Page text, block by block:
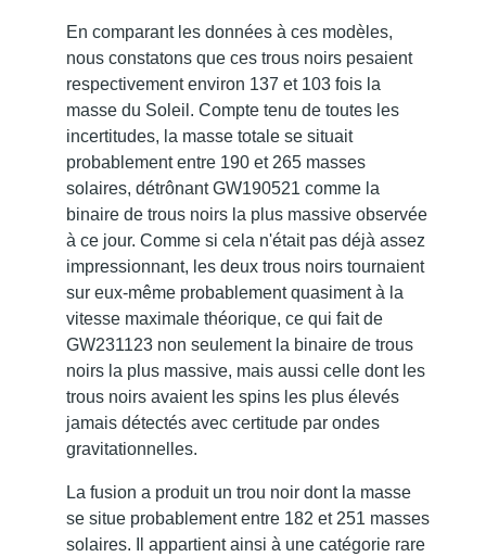
En comparant les données à ces modèles,
nous constatons que ces trous noirs pesaient
respectivement environ 137 et 103 fois la
masse du Soleil. Compte tenu de toutes les
incertitudes, la masse totale se situait
probablement entre 190 et 265 masses
solaires, détrônant GW190521 comme la
binaire de trous noirs la plus massive observée
à ce jour. Comme si cela n'était pas déjà assez
impressionnant, les deux trous noirs tournaient
sur eux-même probablement quasiment à la
vitesse maximale théorique, ce qui fait de
GW231123 non seulement la binaire de trous
noirs la plus massive, mais aussi celle dont les
trous noirs avaient les spins les plus élevés
jamais détectés avec certitude par ondes
gravitationnelles.
La fusion a produit un trou noir dont la masse
se situe probablement entre 182 et 251 masses
solaires. Il appartient ainsi à une catégorie rare